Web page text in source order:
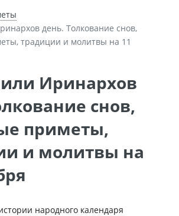
день. Толкование снов,
традиции и молитвы на 11
снов,
приметы,
и молитвы на
народного календаря